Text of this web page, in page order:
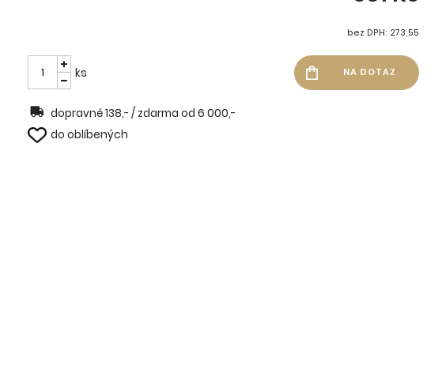
bez DPH: 273,55
ks
dopravné 138,- / zdarma od 6 000,-
do oblíbených